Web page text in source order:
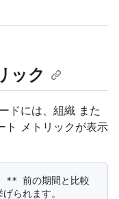
ック
ドには、組織 また
ト メトリックが表示